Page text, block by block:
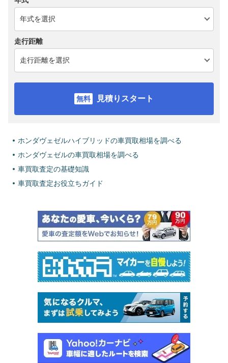
走行距離
見積りスタート
ホンダヴェゼルハイブリッドの車買取相場を調べる
ホンダヴェゼルの車買取相場を調べる
車買取査定の基礎知識
車買取査定お役立ちガイド